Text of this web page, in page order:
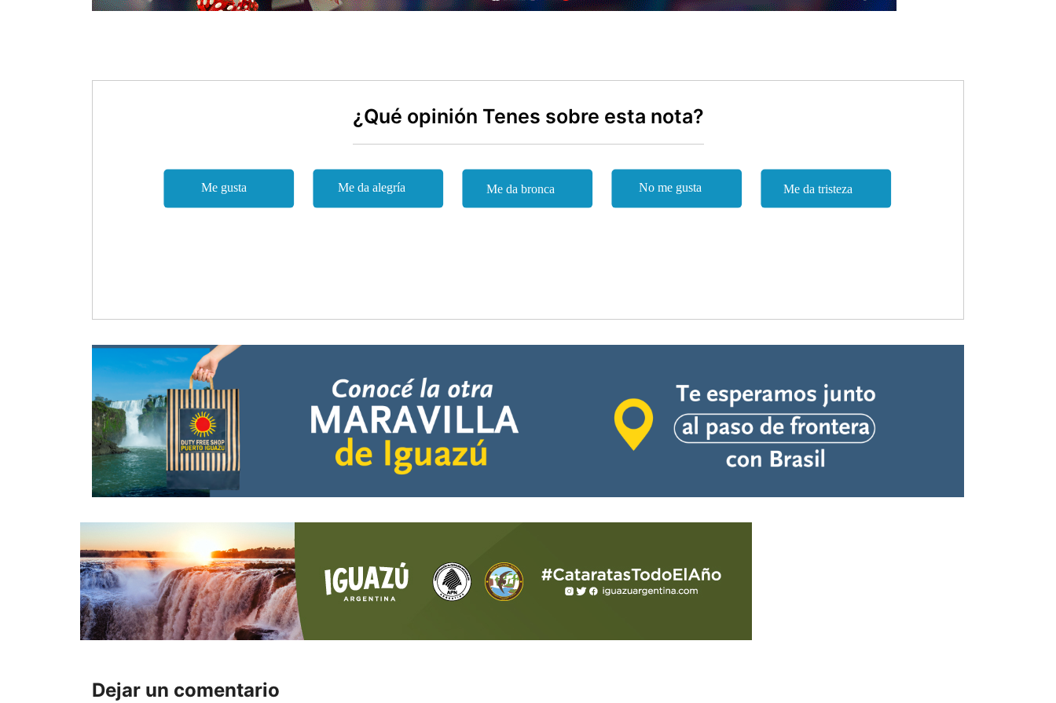
¿Qué opinión Tenes sobre esta nota?
Dejar un comentario